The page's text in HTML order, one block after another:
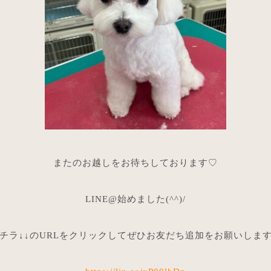
またのお越しをお待ちしております♡
LINE@始めました(^^)/
ラ↓↓のURLをクリックしてぜひお友だち追加をお願いしま